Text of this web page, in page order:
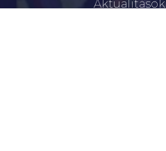
Aktualitások